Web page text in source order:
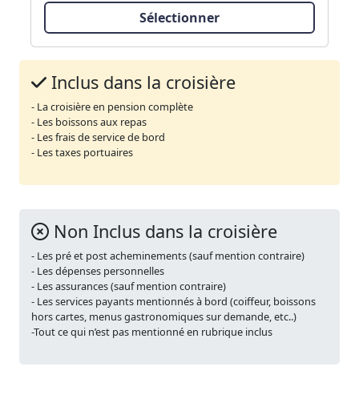
Sélectionner
Inclus dans la croisière
- La croisière en pension complète
- Les boissons aux repas
- Les frais de service de bord
- Les taxes portuaires
Non Inclus dans la croisière
- Les pré et post acheminements (sauf mention contraire)
- Les dépenses personnelles
- Les assurances (sauf mention contraire)
- Les services payants mentionnés à bord (coiffeur, boissons
hors cartes, menus gastronomiques sur demande, etc..)
-Tout ce qui n’est pas mentionné en rubrique inclus